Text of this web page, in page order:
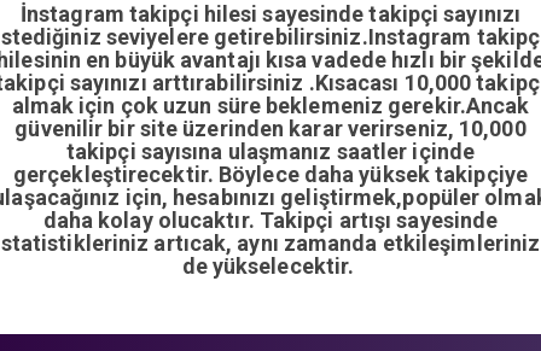
İnstagram takipçi hilesi sayesinde takipçi sayınızı
seviyelere getirebilirsiniz.Instagram
en büyük avantajı kısa vadede hızlı bir
sayınızı arttırabilirsiniz .Kısacası 10,000
almak için çok uzun süre beklemeniz gerekir.Ancak
güvenilir bir site üzerinden karar verirseniz, 10,000
takipçi sayısına ulaşmanız saatler içinde
gerçekleştirecektir. Böylece daha yüksek takipçiye
için, hesabınızı geliştirmek,popüler
daha kolay olucaktır. Takipçi artışı sayesinde
artıcak, aynı zamanda
de yükselecektir.